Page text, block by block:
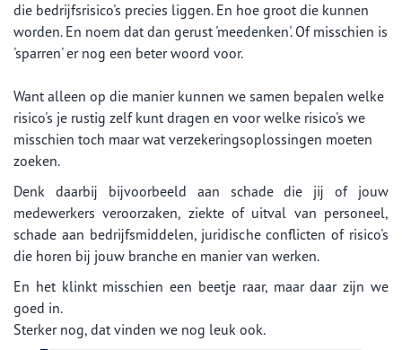
die bedrijfsrisico's precies liggen. En hoe groot die kunnen
worden. En noem dat dan gerust 'meedenken'. Of misschien is
'sparren' er nog een beter woord voor.
Want alleen op die manier kunnen we samen bepalen welke
risico's je rustig zelf kunt dragen en voor welke risico's we
misschien toch maar wat verzekeringsoplossingen moeten
zoeken.
Denk daarbij bijvoorbeeld aan schade die jij of jouw
medewerkers veroorzaken, ziekte of uitval van personeel,
schade aan bedrijfsmiddelen, juridische conflicten of risico's
die horen bij jouw branche en manier van werken.
En het klinkt misschien een beetje raar, maar daar zijn we
goed in.
Sterker nog, dat vinden we nog leuk ook.